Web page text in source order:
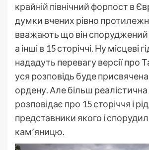
крайній північний форпост в
думки вчених рівно
вважають що він споруджений
а інші в 15 сторіччі. Ну місцеві
нададуть перевагу версії про
уся розповідь буде
ордену. Але більш реалістична
розповідає про 15 сторіччя і
представники якого і
кам’яницю.